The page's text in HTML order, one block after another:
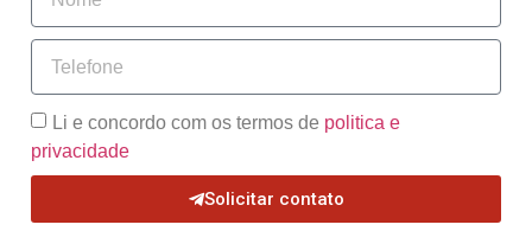
Li e concordo com os termos de politica e
privacidade
Solicitar contato